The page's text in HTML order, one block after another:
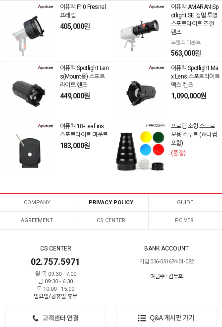
어퓨쳐 F10 Fresnel
프레넬
405,000원
어퓨쳐 AMARAN Sp
otlight SE 정밀 투영
스포트라이트 조절
렌즈
보웬스 마운트
563,000원
어퓨쳐 Spotlight Len
s(Mount용) 스포트
라이트 렌즈
449,000원
어퓨쳐 Spotlight Ma
x Lens 스포트라이트
맥스 렌즈
1,090,000원
어퓨쳐 18-Leaf iris
스포트라이트 마운트
183,000원
프로딘 소형 스트로
보용 스누트 (허니컴
포함)
(품절)
COMPANY PRIVACY POLICY GUIDE
AGREEMENT CS CENTER PC VER.
CS CENTER
02.757.5971
월-목 09:30 - 7:00
금 09:30 - 6:30
토 10:00 - 15:00
일요일/공휴일 휴무
BANK ACCOUNT
기업 036-051674-01-052
예금주 : 김두호